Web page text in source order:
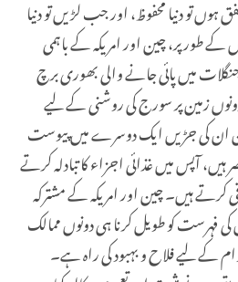
تو دنیا محفوظ، اور جب لڑیں تو دنیا
کے طور پر، چین اور امریکہ کے باہمی
جنگلات میں پائی جانے والی بھوری برچ
زمین پر سورج کی روشنی کے لیے
ان کی جڑیں ایک دوسرے میں پیوست
آپس میں غذائی اجزاء کا تبادلہ کرتے
کرتے ہیں۔ چین اور امریکہ کے مشترکہ
کی فہرست کو طویل کرنا ہی دونوں ممالک
کے لیے فلاح و بہبود کی راہ ہے۔